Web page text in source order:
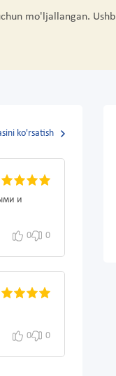
mo'ljallangan.
ko'rsatish
и
0 0
0 0